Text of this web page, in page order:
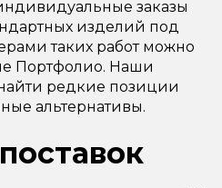
заказы
изделий под
таких работ можно
Портфолио. Наши
редкие позиции
альтернативы.